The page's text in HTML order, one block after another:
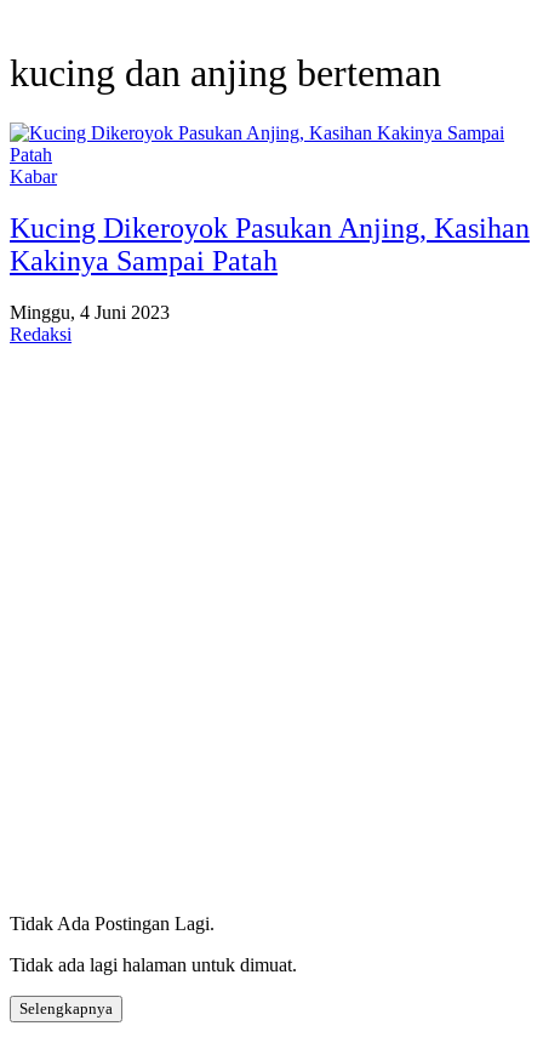
kucing dan anjing berteman
Kabar
Kucing Dikeroyok Pasukan Anjing, Kasihan
Kakinya Sampai Patah
Minggu, 4 Juni 2023
Redaksi
Tidak Ada Postingan Lagi.
Tidak ada lagi halaman untuk dimuat.
Selengkapnya